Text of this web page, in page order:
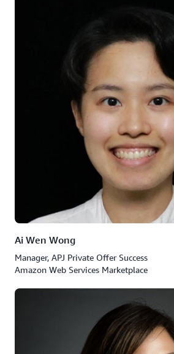
Ai Wen Wong
Manager, APJ Private Offer Success
Amazon Web Services Marketplace